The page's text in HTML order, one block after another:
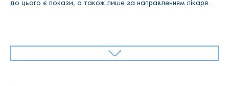
до цього є покази, а також лише за направленням лікаря.
Навіщо підрізають вуздечку верхньої
губи.